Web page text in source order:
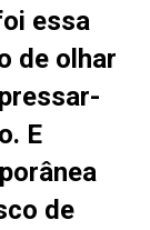
essa
de olhar
E
de